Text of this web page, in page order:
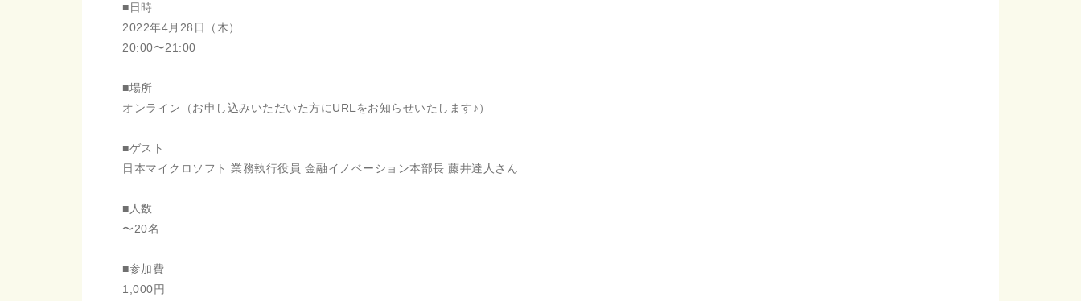
■日時
2022年4月28日（木）
20:00〜21:00
■場所
オンライン（お申し込みいただいた方にURLをお知らせいたします♪）
■ゲスト
日本マイクロソフト 業務執行役員 金融イノベーション本部長 藤井達人さん
■人数
〜20名
■参加費
1,000円